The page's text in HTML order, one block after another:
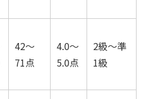
42〜
71点
4.0〜
5.0点
2級〜準
1級